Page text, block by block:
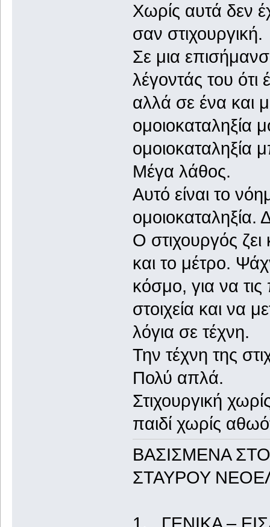
Χωρίς αυτά δεν
σαν στιχουργική.
Σε μια
λέγοντάς του ότι
αλλά σε ένα και
ομοιοκαταληξία
ομοιοκαταληξία
Μέγα λάθος.
Αυτό είναι το
ομοιοκαταληξία.
Ο στιχουργός ζει
και το μέτρο.
κόσμο, για να
στοιχεία και να
λόγια σε τέχνη.
Την τέχνη της
Πολύ απλά.
Στιχουργική
παιδί χωρίς
ΒΑΣΙΣΜΕΝΑ
ΣΤΑΥΡΟΥ